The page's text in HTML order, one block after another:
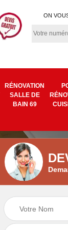
ON
RÉNOVATION
SALLE DE
BAIN 69